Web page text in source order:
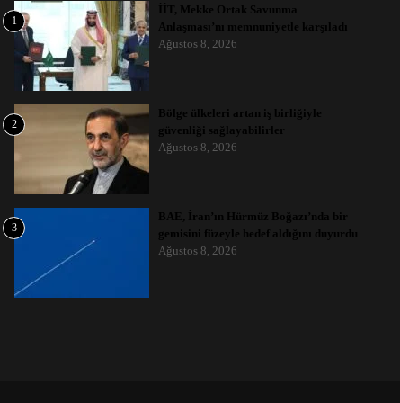
1
İİT, Mekke Ortak Savunma
Anlaşması’nı memnuniyetle karşıladı
Ağustos 8, 2026
2
Bölge ülkeleri artan iş birliğiyle
güvenliği sağlayabilirler
Ağustos 8, 2026
3
BAE, İran’ın Hürmüz Boğazı’nda bir
gemisini füzeyle hedef aldığını duyurdu
Ağustos 8, 2026